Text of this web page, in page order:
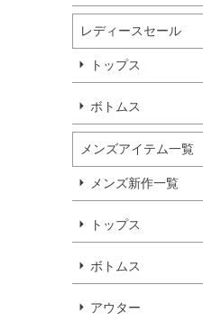
レディースセール
トップス
ボトムス
メンズアイテム一覧
メンズ新作一覧
トップス
ボトムス
アウター